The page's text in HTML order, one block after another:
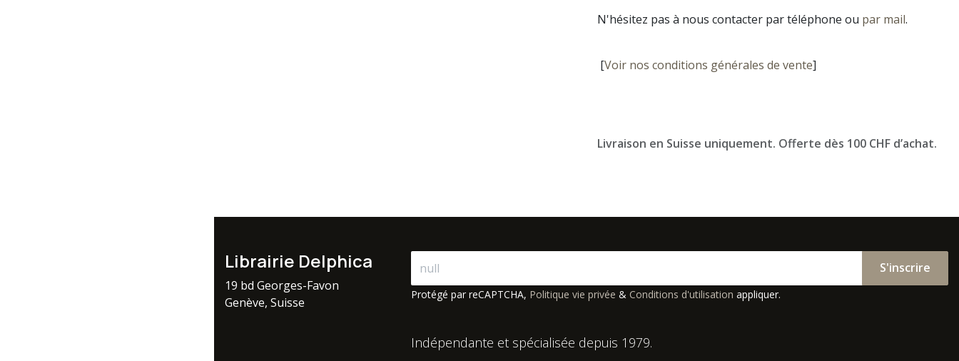
N'hésitez pas à nous contacter par téléphone ou par mail.
[Voir nos conditions générales de vente]
Livraison en Suisse uniquement. Offerte dès 100 CHF d’achat.
Librairie Delphica
19 bd Georges-Favon
Genève, Suisse
S'inscrire
Protégé par reCAPTCHA, Politique vie privée & Conditions d'utilisation appliquer.
Indépendante et spécialisée depuis 1979.